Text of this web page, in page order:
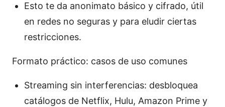
Esto te da anonimato básico y cifrado, útil
en redes no seguras y para eludir ciertas
restricciones.
Formato práctico: casos de uso comunes
Streaming sin interferencias: desbloquea
catálogos de Netflix, Hulu, Amazon Prime y